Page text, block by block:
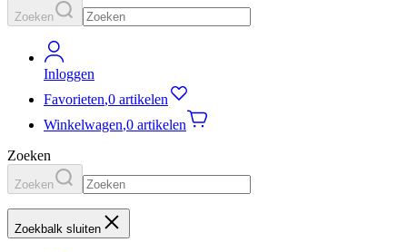
Zoeken
Inloggen
Favorieten,0 artikelen
Winkelwagen,0 artikelen
Zoeken
Zoeken
Zoekbalk sluiten